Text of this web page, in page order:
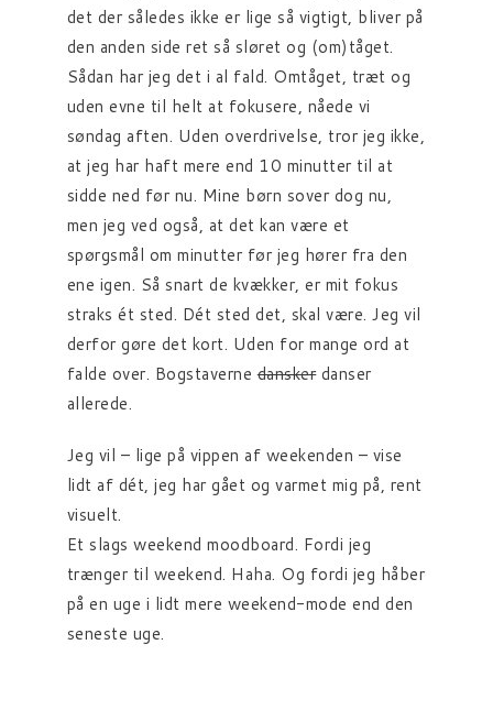
det der således ikke er lige så vigtigt, bliver på
den anden side ret så sløret og (om)tåget.
Sådan har jeg det i al fald. Omtåget, træt og
uden evne til helt at fokusere, nåede vi
søndag aften. Uden overdrivelse, tror jeg ikke,
at jeg har haft mere end 10 minutter til at
sidde ned før nu. Mine børn sover dog nu,
men jeg ved også, at det kan være et
spørgsmål om minutter før jeg hører fra den
ene igen. Så snart de kvækker, er mit fokus
straks ét sted. Dét sted det, skal være. Jeg vil
derfor gøre det kort. Uden for mange ord at
falde over. Bogstavernedanskerdanser
allerede.
Jeg vil – lige på vippen af weekenden – vise
lidt af dét, jeg har gået og varmet mig på, rent
visuelt.
Et slags weekend moodboard. Fordi jeg
trænger til weekend. Haha. Og fordi jeg håber
på en uge i lidt mere weekend-mode end den
seneste uge.